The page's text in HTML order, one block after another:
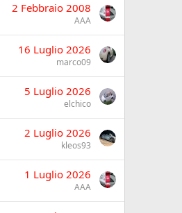
2 Febbraio 2008
AAA
16 Luglio 2026
marco09
5 Luglio 2026
elchico
2 Luglio 2026
kleos93
1 Luglio 2026
AAA